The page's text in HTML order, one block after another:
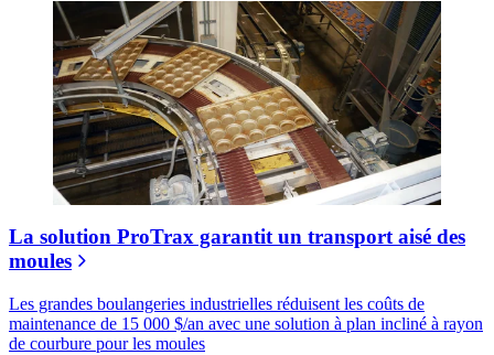
La solution ProTrax garantit un transport aisé des
moules
Les grandes boulangeries industrielles réduisent les coûts de
maintenance de 15 000 $/an avec une solution à plan incliné à rayon
de courbure pour les moules